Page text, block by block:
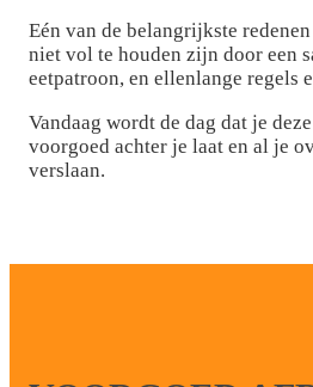
Eén van de belangrijkste
niet vol te houden zijn door een
eetpatroon, en ellenlange regels
Vandaag wordt de dag dat je
voorgoed achter je laat en al je
verslaan.